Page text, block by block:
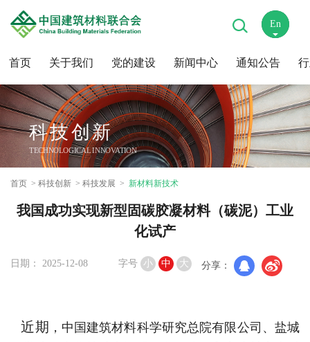
首页 关于我们 党的建设 新闻中心 通知公告
En
中
科技创新
TECHNOLOGICAL INNOVATION
首页 科技创新 科技发展 新材料新技术
我国成功实现新型固碳胶凝材料（碳泥）工业
化试产
日期： 2025-12-08 字号 小 中 大 分享：
近期 ，中国建筑材料科学研究总院有限公司、盐城